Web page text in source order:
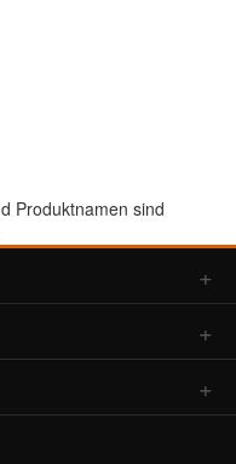
Produktnamen sind